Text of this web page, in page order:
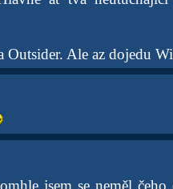
Ale az dojedu
jsem se neměl